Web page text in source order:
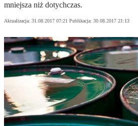
mniejsza niż dotychczas.
Aktualizacja: 31.08.2017 07:21 Publikacja: 30.08.2017 21:13